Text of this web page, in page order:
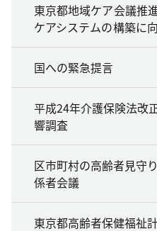
東京都地域ケア会議推
ケアシステムの構築に
国への緊急提言
平成24年介護保険法改
響調査
区市町村の高齢者見守
係者会議
東京都高齢者保健福祉